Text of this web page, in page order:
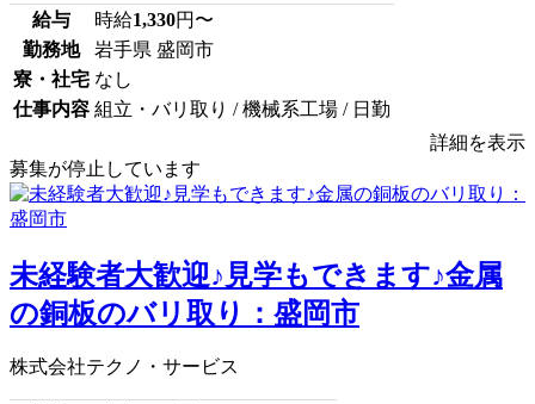
給与 時給1,330円〜
勤務地
岩手県 盛岡市
寮・社宅 なし
仕事内容 組立・バリ取り / 機械系工場 / 日勤
詳細を表示
募集が停止しています
未経験者大歓迎♪見学もできます♪金属
の銅板のバリ取り：盛岡市
株式会社テクノ・サービス